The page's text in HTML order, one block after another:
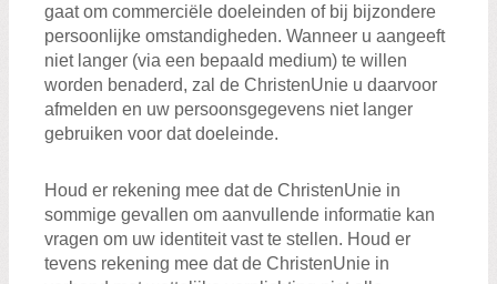
gaat om commerciële doeleinden of bij bijzondere
persoonlijke omstandigheden. Wanneer u aangeeft
niet langer (via een bepaald medium) te willen
worden benaderd, zal de ChristenUnie u daarvoor
afmelden en uw persoonsgegevens niet langer
gebruiken voor dat doeleinde.
Houd er rekening mee dat de ChristenUnie in
sommige gevallen om aanvullende informatie kan
vragen om uw identiteit vast te stellen. Houd er
tevens rekening mee dat de ChristenUnie in